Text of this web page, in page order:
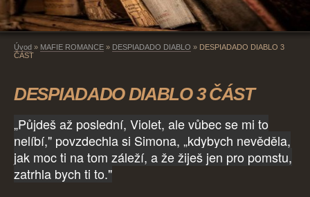
Úvod » MAFIE ROMANCE » DESPIADADO DIABLO » DESPIADADO DIABLO 3
ČÁST
DESPIADADO DIABLO 3 ČÁST
„Půjdeš až poslední, Violet, ale vůbec se mi to
nelíbí," povzdechla si Simona, „kdybych nevěděla,
jak moc ti na tom záleží, a že žiješ jen pro pomstu,
zatrhla bych ti to."